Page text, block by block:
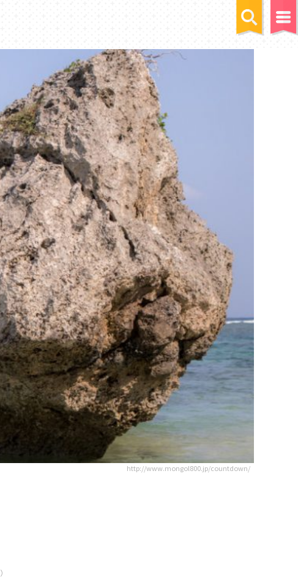
http://www.mongol800.jp/countdown/
）